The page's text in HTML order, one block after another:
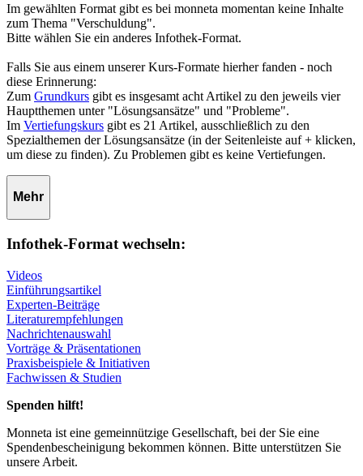
Im gewählten Format gibt es bei monneta momentan keine Inhalte
zum Thema "Verschuldung".
Bitte wählen Sie ein anderes Infothek-Format.
Falls Sie aus einem unserer Kurs-Formate hierher fanden - noch
diese Erinnerung:
Zum Grundkurs gibt es insgesamt acht Artikel zu den jeweils vier
Hauptthemen unter "Lösungsansätze" und "Probleme".
Im Vertiefungskurs gibt es 21 Artikel, ausschließlich zu den
Spezialthemen der Lösungsansätze (in der Seitenleiste auf + klicken,
um diese zu finden). Zu Problemen gibt es keine Vertiefungen.
Mehr
Infothek-Format wechseln:
Videos
Einführungsartikel
Experten-Beiträge
Literaturempfehlungen
Nachrichtenauswahl
Vorträge & Präsentationen
Praxisbeispiele & Initiativen
Fachwissen & Studien
Spenden hilft!
Monneta ist eine gemeinnützige Gesellschaft, bei der Sie eine
Spendenbescheinigung bekommen können. Bitte unterstützen Sie
unsere Arbeit.